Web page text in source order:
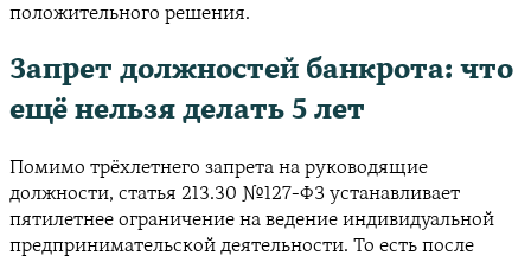
положительного решения.
Запрет должностей банкрота: что
ещё нельзя делать 5 лет
Помимо трёхлетнего запрета на руководящие
должности, статья 213.30 №127-ФЗ устанавливает
пятилетнее ограничение на ведение индивидуальной
предпринимательской деятельности. То есть после